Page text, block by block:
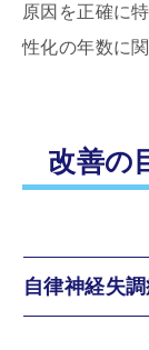
原因を正確に
性化の年数に
改善の
自律神経失